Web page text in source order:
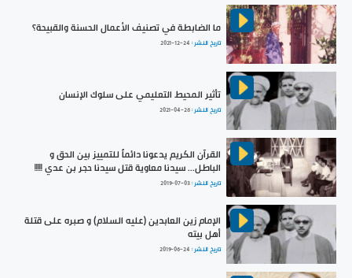
ما الضابطة في تصنيف الأعمال الحسنة والقبيحة؟
تاريخ النشر : 2021-12-24
تأثير المحيط التعليمي على سلوك الإنسان
تاريخ النشر :2021-04-26
القرآن الكريم يدعونا دائماً للتمييز بين الحق و
الباطل... سيدنا معاوية قتل سيدنا حجر بن عدي !!!!!
تاريخ النشر :2019-07-03
الإمام زين العابدين (عليه السلام) و صبره على قتلة
أهل بيته
تاريخ النشر : 2019-06-24